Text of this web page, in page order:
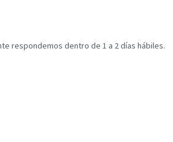
respondemos dentro de 1 a 2 días hábiles.